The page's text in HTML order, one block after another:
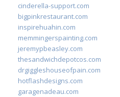
cinderella-support.com
bigpinkrestaurant.com
inspirehuahin.com
memmingerspainting.com
jeremypbeasley.com
thesandwichdepotcos.com
drgiggleshouseofpain.com
hotflashdesigns.com
garagenadeau.com